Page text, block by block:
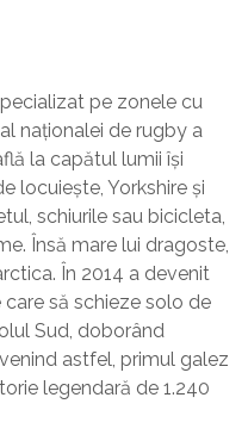
pe zonele cu
naționalei de rugby a
la capătul lumii își
locuiește, Yorkshire și
schiurile sau bicicleta,
Însă mare lui dragoste,
În 2014 a devenit
să schieze solo de
Sud, doborând
astfel, primul galez
legendară de 1.240